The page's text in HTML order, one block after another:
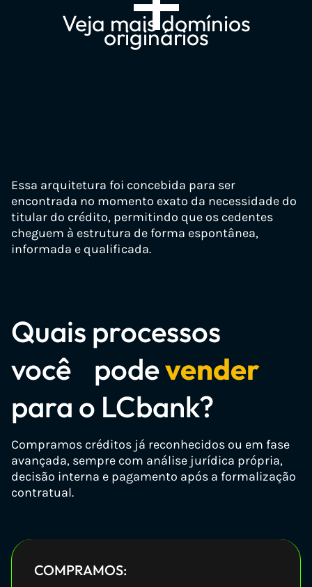
Veja mais domínios
originários
precatoriofederal.com.br
consultarprecatoriopelocpf.com.br
consultarprecatorio.com.br
precatorioprevidenciario.com.br
precatoriobrasil.com.br
precatorioatrasado.com.br
precatoriocomum.com.br
precatorioalimentar.com.br
compradeprecatorio.com.br
compraevendaprecatorio.com.br
federalprecatorio.com.br
Domínios de RPVs
rpv.com.br
rpvs.com.br
rpvdoinss.com.br
anteciparrpv.com.br
bazardarpv.com.br
casadarpv.com.br
Essa arquitetura foi concebida para ser
encontrada no momento exato da necessidade do
titular do crédito, permitindo que os cedentes
cheguem à estrutura de forma espontânea,
informada e qualificada.
Quais processos
você podevender
para o LCbank?
Compramos créditos já reconhecidos ou em fase
avançada, sempre com análise jurídica própria,
decisão interna e pagamento após a formalização
contratual.
COMPRAMOS: